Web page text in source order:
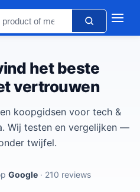
het beste
vertrouwen
koopgidsen voor tech &
Wij testen en vergelijken —
twijfel.
Google· 210 reviews